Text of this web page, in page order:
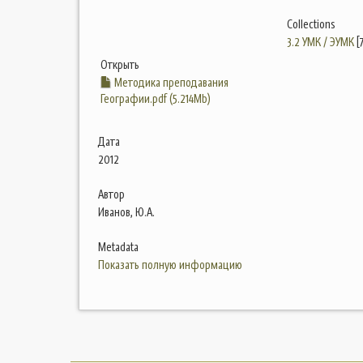
Открыть
Методика преподавания
Географии.pdf (5.214Mb)
Дата
2012
Автор
Иванов, Ю.А.
Metadata
Показать полную информацию
Collections
3.2 УМК / ЭУМК